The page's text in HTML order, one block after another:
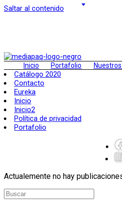
Saltar al contenido
Inicio Portafolio
Catálogo 2020
Contacto
Eureka
Inicio
Inicio2
Política de privacidad
Portafolio
Actualemente no hay